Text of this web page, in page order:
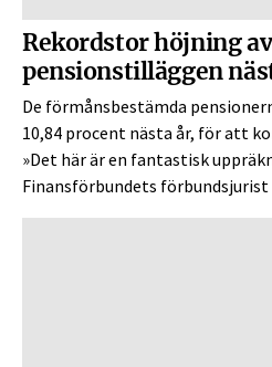
Rekordstor höjning av
pensionstilläggen
De förmånsbestämda
10,84 procent nästa år, för att
»Det här är en fantastisk
Finansförbundets förbundsjurist